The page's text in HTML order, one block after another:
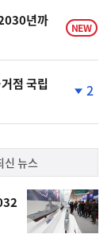
년까
NEW
점 국립
하
락
2
신 뉴스